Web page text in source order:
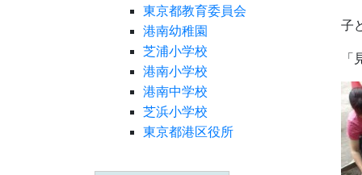
東京都教育委員会
港南幼稚園
芝浦小学校
港南小学校
港南中学校
芝浜小学校
東京都港区役所
子